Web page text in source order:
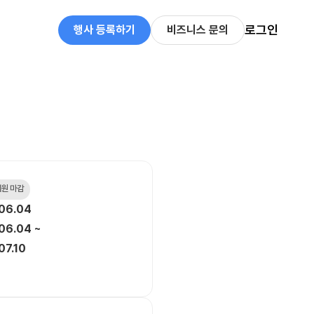
행사 등록하기 비즈니스 문의 로그인
원 마감
~